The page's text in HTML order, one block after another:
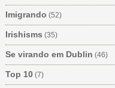
Imigrando (52)
Irishisms (35)
Se virando em Dublin (46)
Top 10(7)